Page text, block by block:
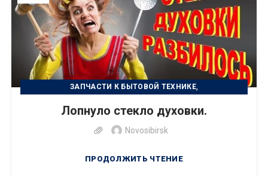
ЗАПЧАСТИ К БЫТОВОЙ ТЕХНИКЕ,
УСТРАНЕНИЕ НЕИСПРАВНОСТИ ,УХОД ЗА ТЕХНИКОЙ
Лопнуло стекло духовки.
Novosibirsk
ПРОДОЛЖИТЬ ЧТЕНИЕ